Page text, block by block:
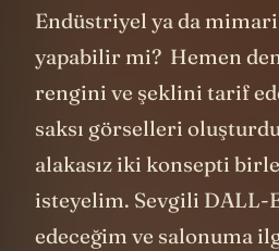
Endüstriyel ya da
yapabilir mi? Hemen
rengini ve şeklini tarif
saksı görselleri
alakasız iki konsepti
isteyelim. Sevgili DALL-
edeceğim ve salonuma